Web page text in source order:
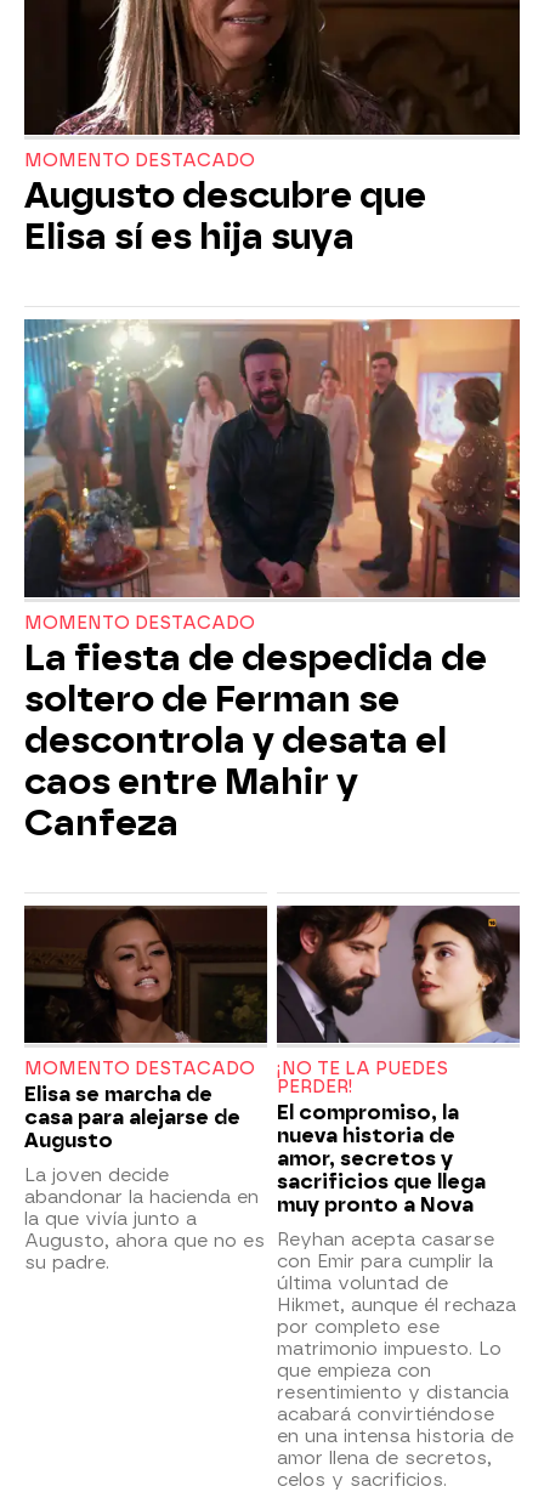
MOMENTO DESTACADO
Augusto descubre que
Elisa sí es hija suya
MOMENTO DESTACADO
La fiesta de despedida de
soltero de Ferman se
descontrola y desata el
caos entre Mahir y
Canfeza
MOMENTO DESTACADO
Elisa se marcha de
casa para alejarse de
Augusto
La joven decide
abandonar la hacienda en
la que vivía junto a
Augusto, ahora que no es
su padre.
¡NO TE LA PUEDES
PERDER!
El compromiso, la
nueva historia de
amor, secretos y
sacrificios que llega
muy pronto a Nova
Reyhan acepta casarse
con Emir para cumplir la
última voluntad de
Hikmet, aunque él rechaza
por completo ese
matrimonio impuesto. Lo
que empieza con
resentimiento y distancia
acabará convirtiéndose
en una intensa historia de
amor llena de secretos,
celos y sacrificios.